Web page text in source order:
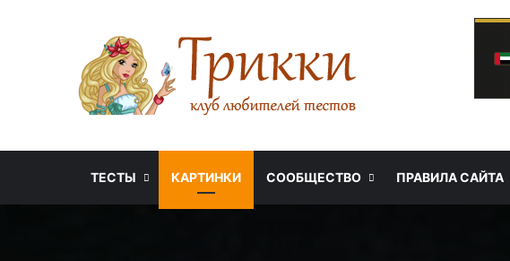
ТЕСТЫ КАРТИНКИ СООБЩЕСТВО ПРАВИЛА САЙТА